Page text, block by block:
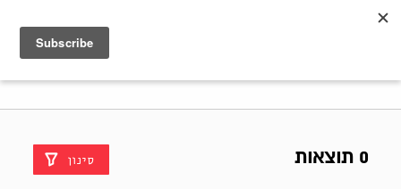
0 תוצאות סינון